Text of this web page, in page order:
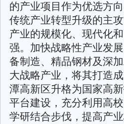
的产业项目作为优选方
传统产业转型升级的主
产业的规模化、现代化
强。加快战略性产业发
备制造、精品钢材及深
大战略产业，将其打造
潭高新区升格为国家高
平台建设，充分利用高
学研结合步伐，提高产